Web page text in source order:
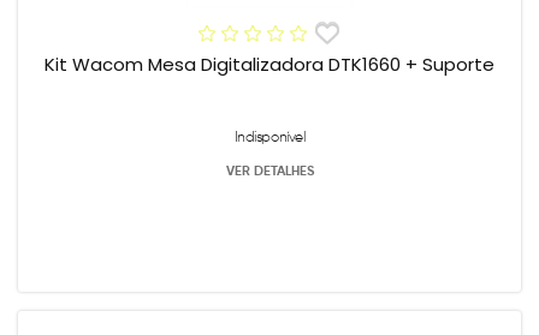
Kit Wacom Mesa Digitalizadora DTK1660 + Suporte
Indisponível
VER DETALHES